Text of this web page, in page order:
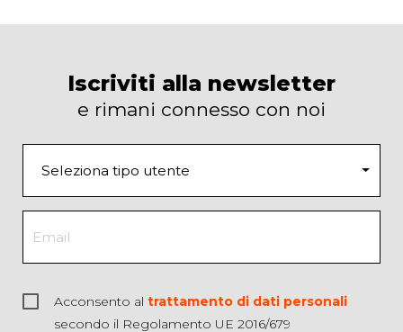
Iscriviti alla newsletter
e rimani connesso con noi
Acconsento al trattamento di dati personali
secondo il Regolamento UE 2016/679